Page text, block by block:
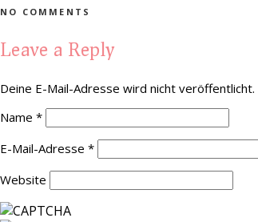
NO COMMENTS
Leave a Reply
Deine E-Mail-Adresse wird nicht veröffentlicht.
Name *
E-Mail-Adresse *
Website